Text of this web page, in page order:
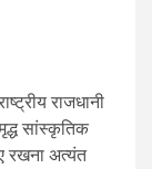
राजधानी
सांस्कृतिक
रखना अत्यंत